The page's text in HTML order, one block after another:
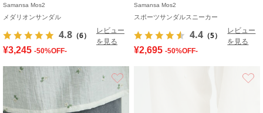
Samansa Mos2
メダリオンサンダル
4.8 （6）
レビュー
を見る
¥3,245 -50%OFF-
Samansa Mos2
スポーツサンダルスニーカー
4.4 （5）
レビュー
を見る
¥2,695 -50%OFF-